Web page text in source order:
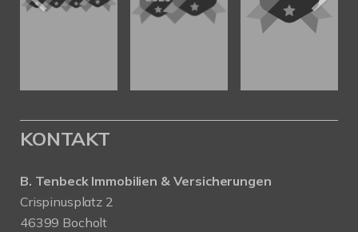
KONTAKT
B. Tenbeck Immobilien & Versicherungen
Crispinusplatz 2
46399 Bocholt